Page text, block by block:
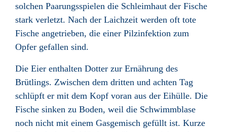
solchen Paarungsspielen die Schleimhaut der Fische
stark verletzt. Nach der Laichzeit werden oft tote
Fische angetrieben, die einer Pilzinfektion zum
Opfer gefallen sind.
Die Eier enthalten Dotter zur Ernährung des
Brütlings. Zwischen dem dritten und achten Tag
schlüpft er mit dem Kopf voran aus der Eihülle. Die
Fische sinken zu Boden, weil die Schwimmblase
noch nicht mit einem Gasgemisch gefüllt ist. Kurze